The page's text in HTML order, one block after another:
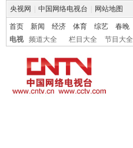
央视网 中国网络电视台 网站地图
首页 新闻 经济 体育 综艺 春晚
电视
频道大全 栏目大全 节目大全